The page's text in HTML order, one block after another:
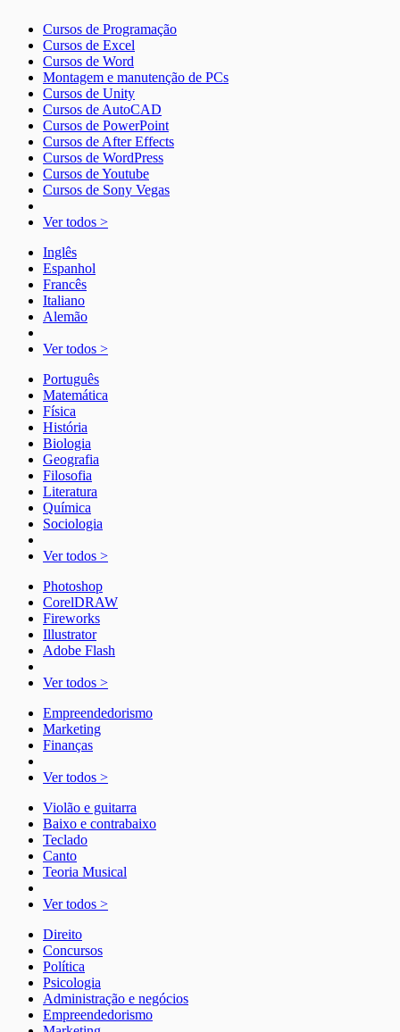
Cursos de Programação
Cursos de Excel
Cursos de Word
Montagem e manutenção de PCs
Cursos de Unity
Cursos de AutoCAD
Cursos de PowerPoint
Cursos de After Effects
Cursos de WordPress
Cursos de Youtube
Cursos de Sony Vegas
Ver todos >
Inglês
Espanhol
Francês
Italiano
Alemão
Ver todos >
Português
Matemática
Física
História
Biologia
Geografia
Filosofia
Literatura
Química
Sociologia
Ver todos >
Photoshop
CorelDRAW
Fireworks
Illustrator
Adobe Flash
Ver todos >
Empreendedorismo
Marketing
Finanças
Ver todos >
Violão e guitarra
Baixo e contrabaixo
Teclado
Canto
Teoria Musical
Ver todos >
Direito
Concursos
Política
Psicologia
Administração e negócios
Empreendedorismo